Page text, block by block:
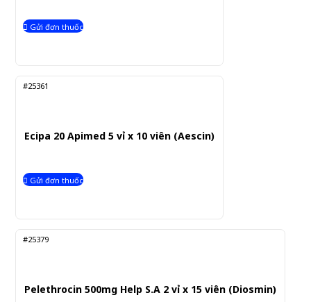
Gửi đơn thuốc
#25361
Ecipa 20 Apimed 5 vỉ x 10 viên (Aescin)
Gửi đơn thuốc
#25379
Pelethrocin 500mg Help S.A 2 vỉ x 15 viên (Diosmin)